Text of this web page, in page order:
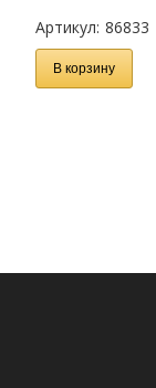
Артикул: 86833
В корзину